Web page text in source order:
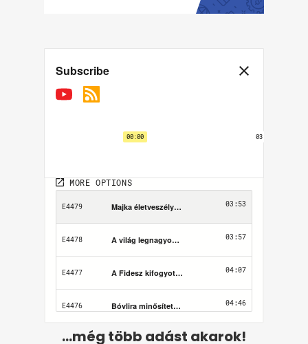
...még több adást akarok!